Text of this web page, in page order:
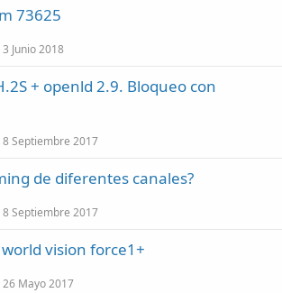
73625
3 Junio 2018
+ openld 2.9. Bloqueo con
8 Septiembre 2017
de diferentes canales?
8 Septiembre 2017
world vision force1+
26 Mayo 2017